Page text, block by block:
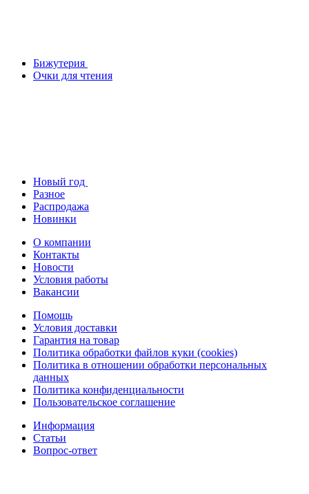
Бижутерия
Очки для чтения
Новый год
Разное
Распродажа
Новинки
О компании
Контакты
Новости
Условия работы
Вакансии
Помощь
Условия доставки
Гарантия на товар
Политика обработки файлов куки (cookies)
Политика в отношении обработки персональных
данных
Политика конфиденциальности
Пользовательское соглашение
Информация
Статьи
Вопрос-ответ